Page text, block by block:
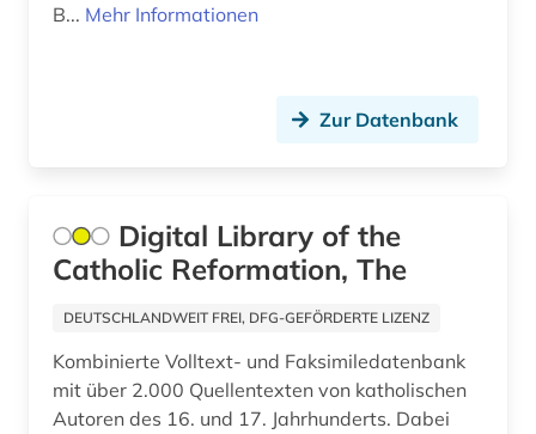
drente (1)
druck (1)
drucker (1)
druckgrafik (1)
drucktechnik (1)
dynastie (1)
dänemark (8)
B... Mehr Informationen
Zur Datenbank
Digital Library of the
Catholic Reformation, The
DEUTSCHLANDWEIT FREI, DFG-GEFÖRDERTE LIZENZ
Kombinierte Volltext- und Faksimiledatenbank
mit über 2.000 Quellentexten von katholischen
Autoren des 16. und 17. Jahrhunderts. Dabei